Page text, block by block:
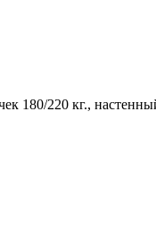
180/220 кг.,